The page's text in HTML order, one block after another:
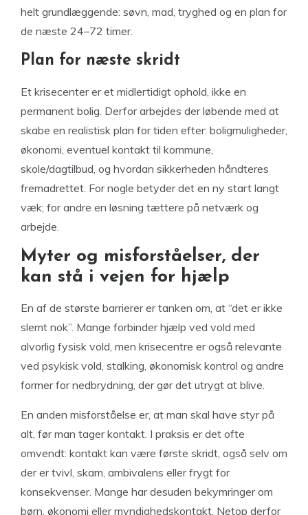
helt grundlæggende: søvn, mad, tryghed og en plan for
de næste 24–72 timer.
Plan for næste skridt
Et krisecenter er et midlertidigt ophold, ikke en
permanent bolig. Derfor arbejdes der løbende med at
skabe en realistisk plan for tiden efter: boligmuligheder,
økonomi, eventuel kontakt til kommune,
skole/dagtilbud, og hvordan sikkerheden håndteres
fremadrettet. For nogle betyder det en ny start langt
væk; for andre en løsning tættere på netværk og
arbejde.
Myter og misforståelser, der
kan stå i vejen for hjælp
En af de største barrierer er tanken om, at “det er ikke
slemt nok”. Mange forbinder hjælp ved vold med
alvorlig fysisk vold, men krisecentre er også relevante
ved psykisk vold, stalking, økonomisk kontrol og andre
former for nedbrydning, der gør det utrygt at blive.
En anden misforståelse er, at man skal have styr på
alt, før man tager kontakt. I praksis er det ofte
omvendt: kontakt kan være første skridt, også selv om
der er tvivl, skam, ambivalens eller frygt for
konsekvenser. Mange har desuden bekymringer om
børn, økonomi eller myndighedskontakt. Netop derfor